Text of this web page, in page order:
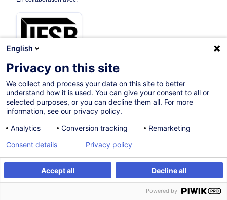
S'inscrire Formation sur mesure
24.09.2026
4h
Cours du jour
French / Français
006714
English
Privacy on this site
We collect and process your data on this site to better
understand how it is used. You can give your consent to all or
selected purposes, or you can decline them all. For more
information, see our privacy policy.
Analytics
Conversion tracking Remarketing
Accept all Decline all
Consent details Privacy policy
Powered by